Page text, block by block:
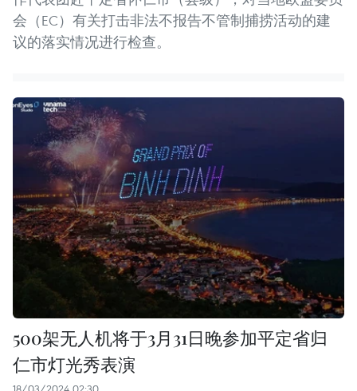
会（EC）有关打击非法不报告不管制捕捞活动的建
议的落实情况进行检查。
500架无人机将于3月31日晚参加平定省归
仁市灯光秀表演